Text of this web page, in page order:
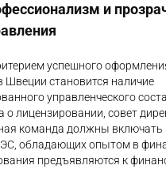
и
успешного
Швеции становится наличие
управленческого
о лицензировании, совет
команда должны
обладающих опытом в
предъявляются к